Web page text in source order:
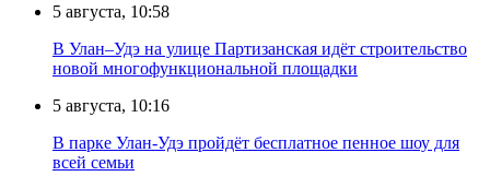
5 августа, 10:58
В Улан–Удэ на улице Партизанская идёт строительство
новой многофункциональной площадки
5 августа, 10:16
В парке Улан-Удэ пройдёт бесплатное пенное шоу для
всей семьи